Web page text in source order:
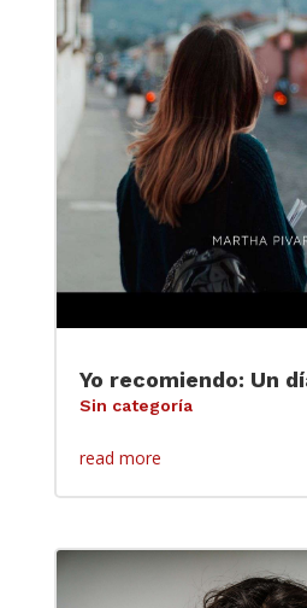
Yo recomiendo: Un
Sin categoría
read more